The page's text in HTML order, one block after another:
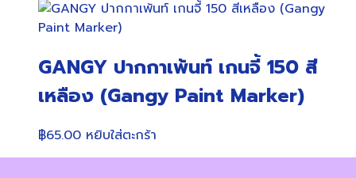
GANGY ปากกาเพ้นท์ เกนจี้ 150 สี
เหลือง (Gangy Paint Marker)
฿65.00 หยิบใส่ตะกร้า